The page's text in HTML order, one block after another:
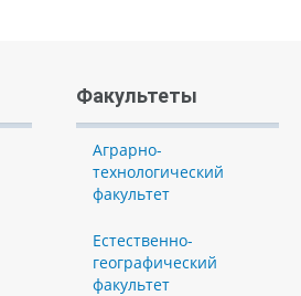
Факультеты
Аграрно-
технологический
факультет
Естественно-
географический
факультет